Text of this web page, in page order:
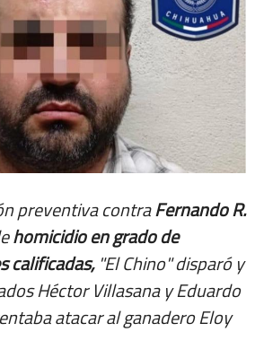
preventiva contraFernando R.
homicidio en grado de
calificadas, "El Chino" disparó y
Héctor Villasana y Eduardo
atacar al ganadero Eloy